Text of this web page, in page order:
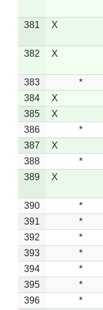
381 X
382 X
383 *
384
X
385
X
386
*
387
X
388
*
389
X
390 *
391
*
392
*
393
*
394
*
395
*
396
*